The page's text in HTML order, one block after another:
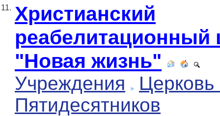
11. Христианский
реабелитационный
"Новая жизнь"
Учреждения
Пятидесятников